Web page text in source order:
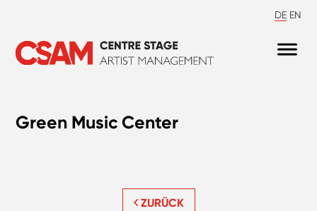
DE EN
Green Music Center
ZURÜCK